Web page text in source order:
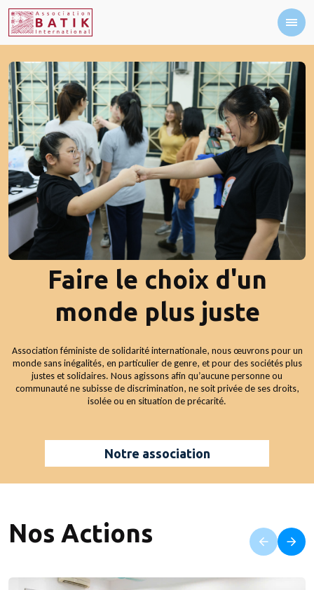
Faire le choix d'un
monde plus juste
Association féministe de solidarité internationale, nous œuvrons pour un
monde sans inégalités, en particulier de genre, et pour des sociétés plus
justes et solidaires. Nous agissons afin qu’aucune personne ou
communauté ne subisse de discrimination, ne soit privée de ses droits,
isolée ou en situation de précarité.
Notre association
Nos Actions